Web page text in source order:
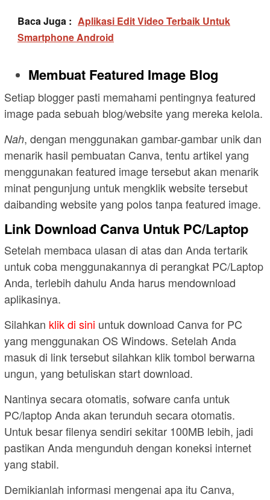
Baca Juga : Aplikasi Edit Video Terbaik Untuk
Smartphone Android
Membuat Featured Image Blog
Setiap blogger pasti memahami pentingnya featured
image pada sebuah blog/website yang mereka kelola.
Nah, dengan menggunakan gambar-gambar unik dan
menarik hasil pembuatan Canva, tentu artikel yang
menggunakan featured image tersebut akan menarik
minat pengunjung untuk mengklik website tersebut
daibanding website yang polos tanpa featured image.
Link Download Canva Untuk PC/Laptop
Setelah membaca ulasan di atas dan Anda tertarik
untuk coba menggunakannya di perangkat PC/Laptop
Anda, terlebih dahulu Anda harus mendownload
aplikasinya.
Silahkan klik di sini untuk download Canva for PC
yang menggunakan OS Windows. Setelah Anda
masuk di link tersebut silahkan klik tombol berwarna
ungun, yang betuliskan start download.
Nantinya secara otomatis, sofware canfa untuk
PC/laptop Anda akan terunduh secara otomatis.
Untuk besar filenya sendiri sekitar 100MB lebih, jadi
pastikan Anda mengunduh dengan koneksi internet
yang stabil.
Demikianlah informasi mengenai apa itu Canva,